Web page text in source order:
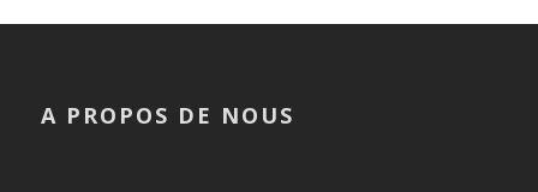
A PROPOS DE NOUS